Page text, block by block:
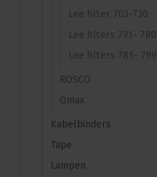
Lee filter 703-730
Lee filters 731- 780
Lee filters 781- 799
ROSCO
Qmax
Kabelbinders
Tape
Lampen